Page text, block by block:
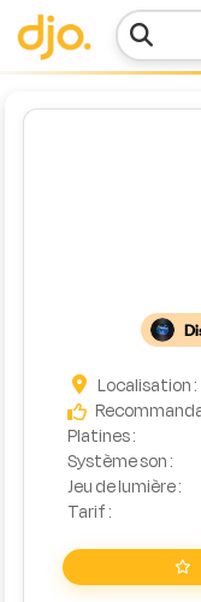
Menu
demande
Simulateur
de prix
Localisation :
Platines :
Système son :
Jeu de lumière :
Tarif :